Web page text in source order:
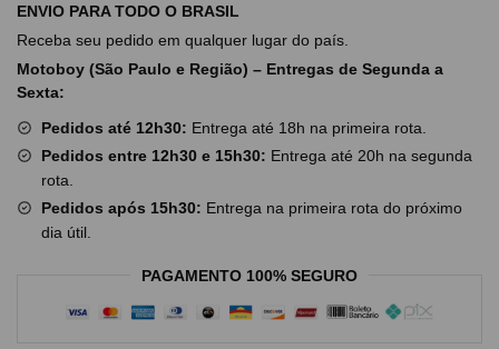
ENVIO PARA TODO O BRASIL
Receba seu pedido em qualquer lugar do país.
Motoboy (São Paulo e Região) – Entregas de Segunda a
Sexta:
Pedidos até 12h30: Entrega até 18h na primeira rota.
Pedidos entre 12h30 e 15h30: Entrega até 20h na segunda
rota.
Pedidos após 15h30: Entrega na primeira rota do próximo
dia útil.
PAGAMENTO 100% SEGURO